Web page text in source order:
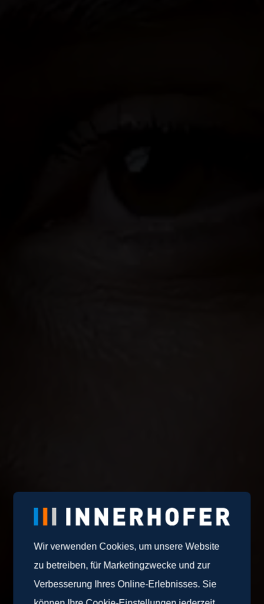
Wir verwenden Cookies, um unsere Website
zu betreiben, für Marketingzwecke und zur
Verbesserung Ihres Online-Erlebnisses. Sie